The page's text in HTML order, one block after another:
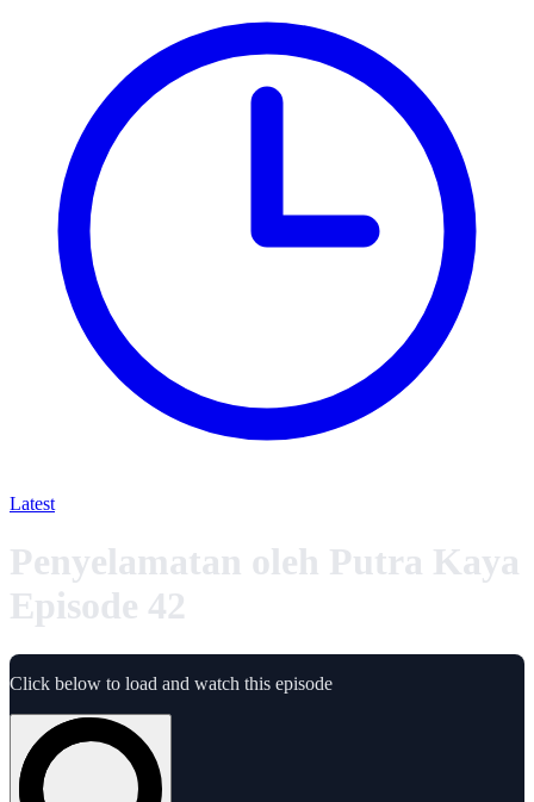
Latest
Penyelamatan oleh Putra Kaya
Episode 42
Click below to load and watch this episode